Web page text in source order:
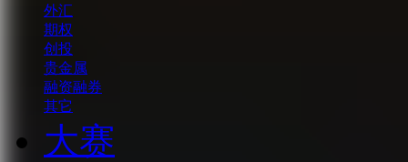
外汇
期权
创投
贵金属
融资融券
其它
大赛